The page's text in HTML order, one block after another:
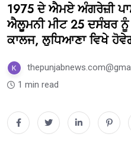
1975 ਦੇ ਐਮਏ ਅੰਗਰੇਜ਼ੀ
ਐਲੂਮਨੀ ਮੀਟ 25 ਦਸੰਬਰ ਨੂੰ
ਕਾਲਜ, ਲੁਧਿਆਣਾ ਵਿਖੇ
1 min read